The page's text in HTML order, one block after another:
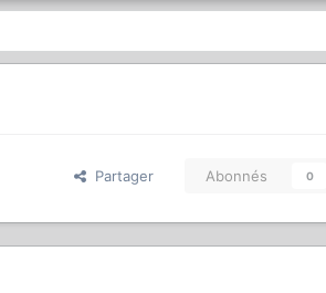
Partager Abonnés 0